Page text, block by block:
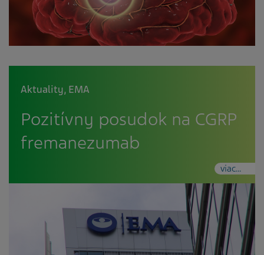
Aktuality, EMA
Pozitívny posudok na CGRP
fremanezumab
viac...